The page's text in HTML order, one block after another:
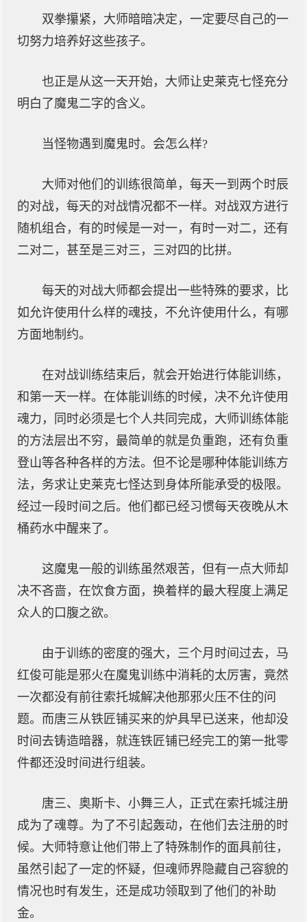
双拳攥紧，大师暗暗决定，一定要尽自己的一
切努力培养好这些孩子。
也正是从这一天开始，大师让史莱克七怪充分
明白了魔鬼二字的含义。
当怪物遇到魔鬼时。会怎么样?
大师对他们的训练很简单，每天一到两个时辰
的对战，每天的对战情况都不一样。对战双方进行
随机组合，有的时候是一对一，有时一对二，还有
二对二，甚至是三对三，三对四的比拼。
每天的对战大师都会提出一些特殊的要求，比
如允许使用什么样的魂技，不允许使用什么，有哪
方面地制约。
在对战训练结束后，就会开始进行体能训练，
和第一天一样。在体能训练的时候，决不允许使用
魂力，同时必须是七个人共同完成，大师训练体能
的方法层出不穷，最简单的就是负重跑，还有负重
登山等各种各样的方法。但不论是哪种体能训练方
法，务求让史莱克七怪达到身体所能承受的极限。
经过一段时间之后。他们都已经习惯每天夜晚从木
桶药水中醒来了。
这魔鬼一般的训练虽然艰苦，但有一点大师却
决不吝啬，在饮食方面，换着样的最大程度上满足
众人的口腹之欲。
由于训练的密度的强大，三个月时间过去，马
红俊可能是邪火在魔鬼训练中消耗的太厉害，竟然
一次都没有前往索托城解决他那邪火压不住的问
题。而唐三从铁匠铺买来的炉具早已送来，他却没
时间去铸造暗器，就连铁匠铺已经完工的第一批零
件都还没时间进行组装。
唐三、奥斯卡、小舞三人，正式在索托城注册
成为了魂尊。为了不引起轰动，在他们去注册的时
候。大师特意让他们带上了特殊制作的面具前往，
虽然引起了一定的怀疑，但魂师界隐藏自己容貌的
情况也时有发生，还是成功领取到了他们的补助
金。